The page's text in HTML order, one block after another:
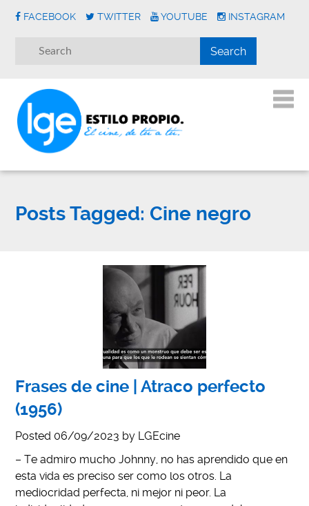
FACEBOOK TWITTER YOUTUBE INSTAGRAM
Posts Tagged: Cine negro
Frases de cine | Atraco perfecto
(1956)
Posted 06/09/2023 by LGEcine
– Te admiro mucho Johnny, no has aprendido que en
esta vida es preciso ser como los otros. La
mediocridad perfecta, ni mejor ni peor. La